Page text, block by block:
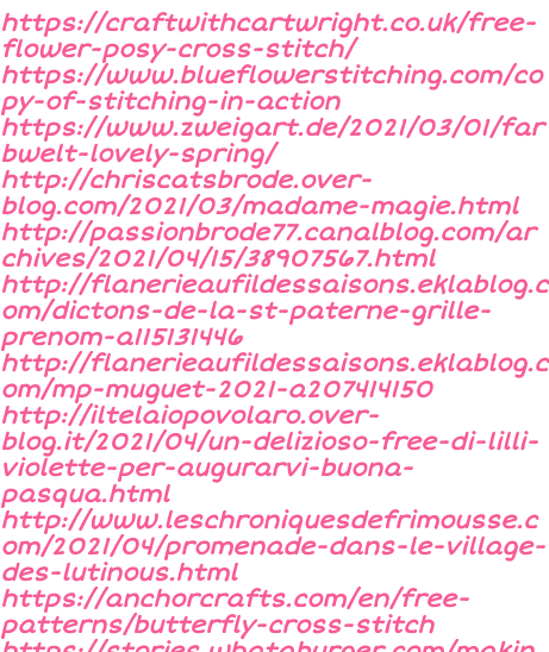
https://craftwithcartwright.co.uk/free-
flower-posy-cross-stitch/
https://www.blueflowerstitching.com/co
py-of-stitching-in-action
https://www.zweigart.de/2021/03/01/far
bwelt-lovely-spring/
http://chriscatsbrode.over-
blog.com/2021/03/madame-magie.html
http://passionbrode77.canalblog.com/ar
chives/2021/04/15/38907567.html
http://flanerieaufildessaisons.eklablog.c
om/dictons-de-la-st-paterne-grille-
prenom-a115131446
http://flanerieaufildessaisons.eklablog.c
om/mp-muguet-2021-a207414150
http://iltelaiopovolaro.over-
blog.it/2021/04/un-delizioso-free-di-lilli-
violette-per-augurarvi-buona-
pasqua.html
http://www.leschroniquesdefrimousse.c
om/2021/04/promenade-dans-le-village-
des-lutinous.html
https://anchorcrafts.com/en/free-
patterns/butterfly-cross-stitch